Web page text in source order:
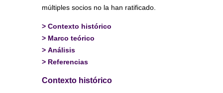
múltiples socios no la han ratificado.
> Contexto histórico
> Marco teórico
> Análisis
> Referencias
Contexto histórico